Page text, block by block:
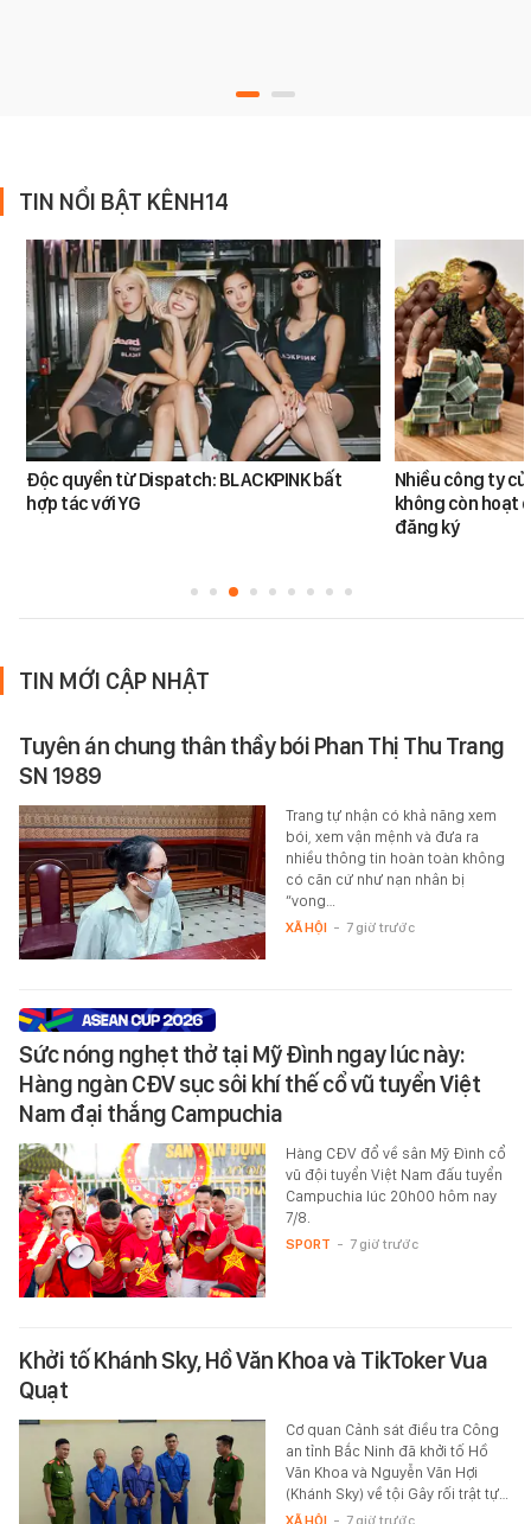
TIN NỔI BẬT KÊNH14
Độc quyền từ Dispatch: BLACKPINK bất
hợp tác với YG
Nhiều công ty
không còn hoạt
đăng ký
TIN MỚI CẬP NHẬT
Tuyên án chung thân thầy bói Phan Thị Thu Trang
SN 1989
Trang tự nhận có khả năng xem
bói, xem vận mệnh và đưa ra
nhiều thông tin hoàn toàn không
có căn cứ như nạn nhân bị
“vong…
XÃ HỘI - 7 giờ trước
Sức nóng nghẹt thở tại Mỹ Đình ngay lúc này:
Hàng ngàn CĐV sục sôi khí thế cổ vũ tuyển Việt
Nam đại thắng Campuchia
Hàng CĐV đổ về sân Mỹ Đình cổ
vũ đội tuyển Việt Nam đấu tuyển
Campuchia lúc 20h00 hôm nay
7/8.
SPORT - 7 giờ trước
Khởi tố Khánh Sky, Hồ Văn Khoa và TikToker Vua
Quạt
Cơ quan Cảnh sát điều tra Công
an tỉnh Bắc Ninh đã khởi tố Hồ
Văn Khoa và Nguyễn Văn Hợi
(Khánh Sky) về tội Gây rối trật tự…
XÃ HỘI - 7 giờ trước